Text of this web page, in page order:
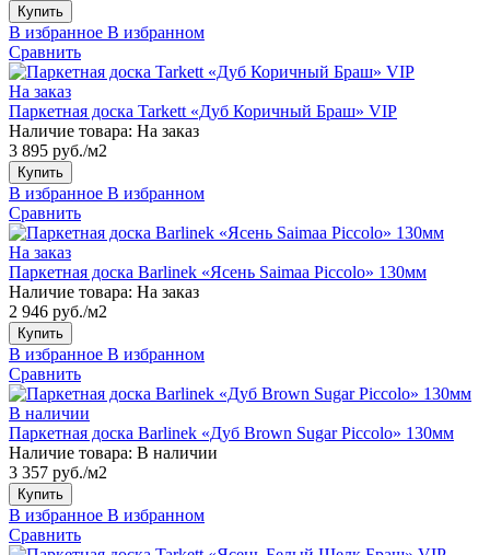
Купить
В избранное В избранном
Сравнить
На заказ
Паркетная доска Tarkett «Дуб Коричный Браш» VIP
Наличие товара: На заказ
3 895 руб./м2
Купить
В избранное В избранном
Сравнить
На заказ
Паркетная доска Barlinek «Ясень Saimaa Piccolo» 130мм
Наличие товара: На заказ
2 946 руб./м2
Купить
В избранное В избранном
Сравнить
В наличии
Паркетная доска Barlinek «Дуб Brown Sugar Piccolo» 130мм
Наличие товара: В наличии
3 357 руб./м2
Купить
В избранное В избранном
Сравнить